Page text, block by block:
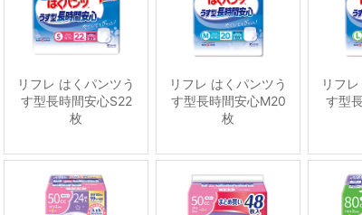
リフレ はくパンツう
す型長時間安心S22
枚
リフレ はくパンツう
す型長時間安心M20
枚
リフ
す型